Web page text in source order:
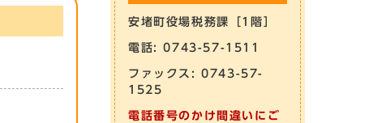
安堵町役場税務課［1階］
電話: 0743-57-1511
ファックス: 0743-57-
1525
電話番号のかけ間違いにご